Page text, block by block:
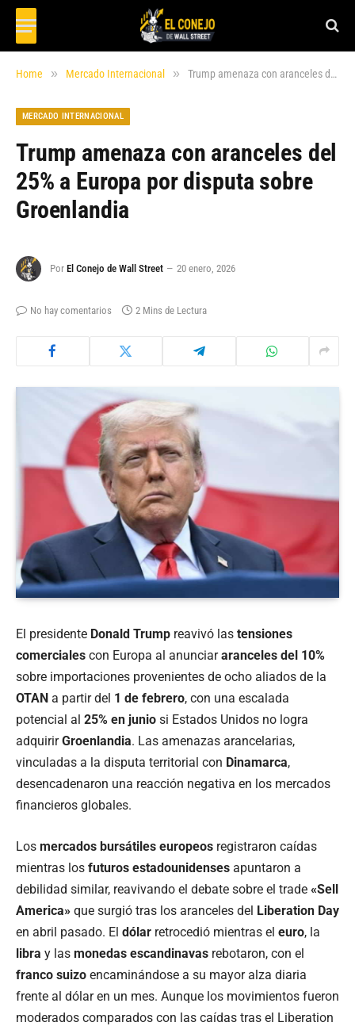
Home » Mercado Internacional » Trump amenaza con aranceles del 25% a Europa por disputa sobre Groenlandia
MERCADO INTERNACIONAL
Trump amenaza con aranceles del
25% a Europa por disputa sobre
Groenlandia
Por El Conejo de Wall Street 20 enero, 2026
No hay comentarios 2 Mins de Lectura
El presidente Donald Trump reavivó las tensiones
comerciales con Europa al anunciararanceles del 10%
sobre importaciones provenientes de ocho aliados de la
OTAN a partir del 1 de febrero, con una escalada
potencial al 25% en junio si Estados Unidos no logra
adquirirGroenlandia. Las amenazas arancelarias,
vinculadas a la disputa territorial con Dinamarca,
desencadenaron una reacción negativa en los mercados
financieros globales.
Los mercados bursátiles europeos registraron caídas
mientras los futuros estadounidenses apuntaron a
debilidad similar, reavivando el debate sobre el trade «Sell
America» que surgió tras los aranceles del Liberation Day
en abril pasado. El dólar retrocedió mientras el euro, la
libra y las monedas escandinavas rebotaron, con el
franco suizo encaminándose a su mayor alza diaria
frente al dólar en un mes. Aunque los movimientos fueron
moderados comparados con las caídas tras el Liberation